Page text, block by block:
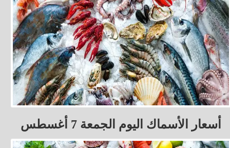
أسعار الأسماك اليوم الجمعة 7 أغسطس